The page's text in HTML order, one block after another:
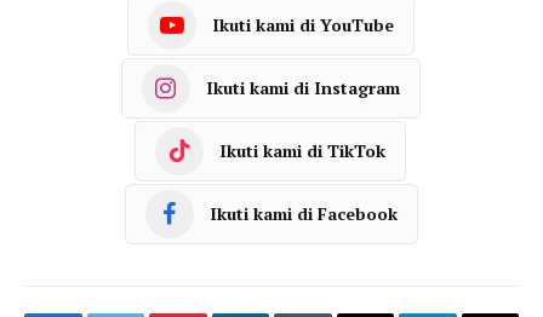
Ikuti kami di YouTube
Ikuti kami di Instagram
Ikuti kami di TikTok
Ikuti kami di Facebook